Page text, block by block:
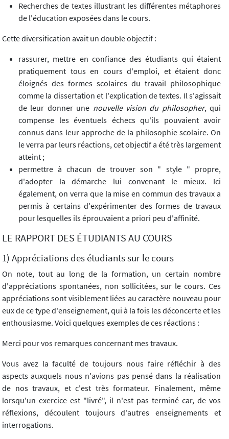
Recherches de textes illustrant les différentes métaphores
de l'éducation exposées dans le cours.
Cette diversification avait un double objectif :
rassurer, mettre en confiance des étudiants qui étaient
pratiquement tous en cours d'emploi, et étaient donc
éloignés des formes scolaires du travail philosophique
comme la dissertation et l'explication de textes. Il s'agissait
de leur donner une nouvelle vision du philosopher, qui
compense les éventuels échecs qu'ils pouvaient avoir
connus dans leur approche de la philosophie scolaire. On
le verra par leurs réactions, cet objectif a été très largement
atteint ;
permettre à chacun de trouver son " style " propre,
d'adopter la démarche lui convenant le mieux. Ici
également, on verra que la mise en commun des travaux a
permis à certains d'expérimenter des formes de travaux
pour lesquelles ils éprouvaient a priori peu d'affinité.
LE RAPPORT DES ÉTUDIANTS AU COURS
1) Appréciations des étudiants sur le cours
On note, tout au long de la formation, un certain nombre
d'appréciations spontanées, non sollicitées, sur le cours. Ces
appréciations sont visiblement liées au caractère nouveau pour
eux de ce type d'enseignement, qui à la fois les déconcerte et les
enthousiasme. Voici quelques exemples de ces réactions :
Merci pour vos remarques concernant mes travaux.
Vous avez la faculté de toujours nous faire réfléchir à des
aspects auxquels nous n'avions pas pensé dans la réalisation
de nos travaux, et c'est très formateur. Finalement, même
lorsqu'un exercice est "livré", il n'est pas terminé car, de vos
réflexions, découlent toujours d'autres enseignements et
interrogations.